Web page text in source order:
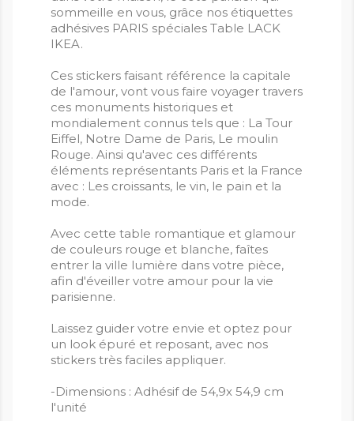
sommeille en vous, grâce nos étiquettes
adhésives PARIS spéciales Table LACK
IKEA.
Ces stickers faisant référence la capitale
de l'amour, vont vous faire voyager travers
ces monuments historiques et
mondialement connus tels que : La Tour
Eiffel, Notre Dame de Paris, Le moulin
Rouge. Ainsi qu'avec ces différents
éléments représentants Paris et la France
avec : Les croissants, le vin, le pain et la
mode.
Avec cette table romantique et glamour
de couleurs rouge et blanche, faîtes
entrer la ville lumière dans votre pièce,
afin d'éveiller votre amour pour la vie
parisienne.
Laissez guider votre envie et optez pour
un look épuré et reposant, avec nos
stickers très faciles appliquer.
-Dimensions : Adhésif de 54,9x 54,9 cm
l'unité